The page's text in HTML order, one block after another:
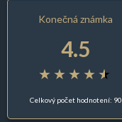
Konečná známka
4.5
Celkový počet hodnotení: 90